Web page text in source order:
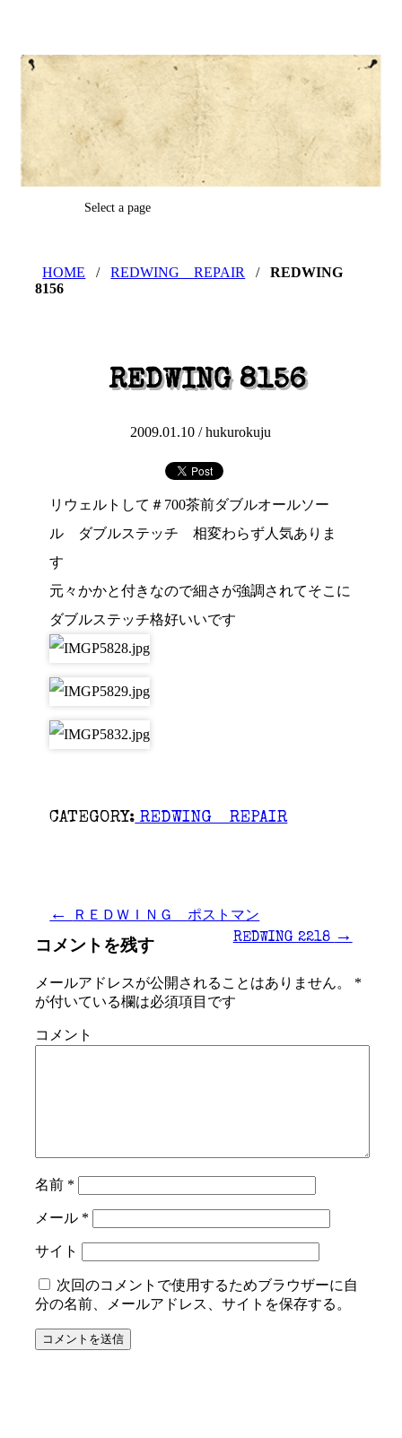
Select a page
HOME / REDWING REPAIR /
REDWING
8156
REDWING 8156
2009.01.10 /hukurokuju
リウェルトして＃700茶前ダブルオールソー
ル ダブルステッチ 相変わらず人気ありま
す
元々かかと付きなので細さが強調されてそこに
ダブルステッチ格好いいです
CATEGORY:REDWING REPAIR
←
ＲＥＤＷＩＮＧ ポストマン
REDWING 2218 →
コメントを残す
メールアドレスが公開されることはありません。
*
が付いている欄は必須項目です
コメント
名前 *
メール *
サイト
次回のコメントで使用するためブラウザーに自
分の名前、メールアドレス、サイトを保存する。